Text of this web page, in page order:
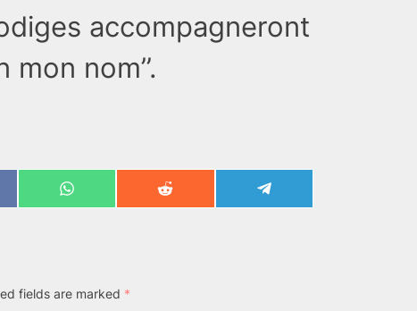
accompagneront
nom’’.
Share
on
Share
on
Share
on
fields are marked *